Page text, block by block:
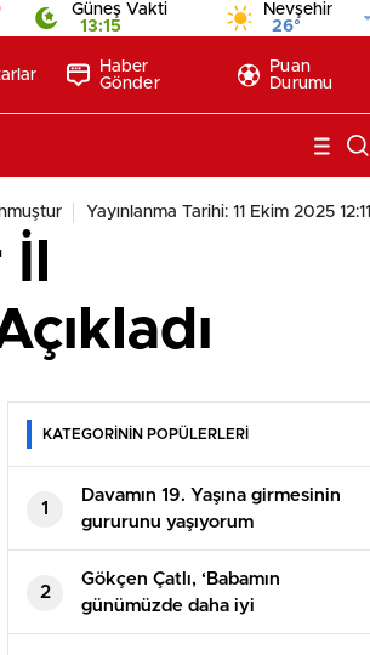
Güneş Vakti
13:15
Nevşehir
26°
Haber
Gönder
Puan
Durumu
Yayınlanma Tarihi: 11 Ekim 2025 12:11
KATEGORİNİN POPÜLERLERİ
1
Davamın 19. Yaşına girmesinin
gururunu yaşıyorum
2
Gökçen Çatlı, ‘Babamın
günümüzde daha iyi
anlaşıldığını düşünüyorum’